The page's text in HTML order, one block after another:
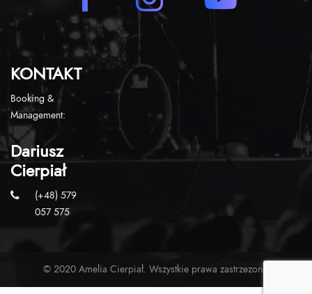
KONTAKT
Booking &
Management:
Dariusz
Cierpiał
(+48) 579
057 575
© 2020 Amelia Cierpiał. Wszystkie prawa zastrzezone.